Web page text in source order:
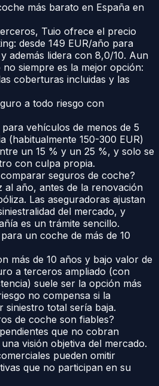
más barato en España en
Tuio ofrece el precio
desde 149 EUR/año para
además lidera con 8,0/10. Aun
siempre es la mejor opción:
coberturas incluidas y las
a todo riesgo con
vehículos de menos de 5
(habitualmente 150-300 EUR)
un 15 % y un 25 %, y solo se
con culpa propia.
seguros de coche?
al año, antes de la renovación
Las aseguradoras ajustan
del mercado, y
es un trámite sencillo.
un coche de más de 10
más de 10 años y bajo valor de
a terceros ampliado (con
suele ser la opción más
no compensa si la
siniestro total sería baja.
de coche son fiables?
que no cobran
visión objetiva del mercado.
pueden omitir
que no participan en su